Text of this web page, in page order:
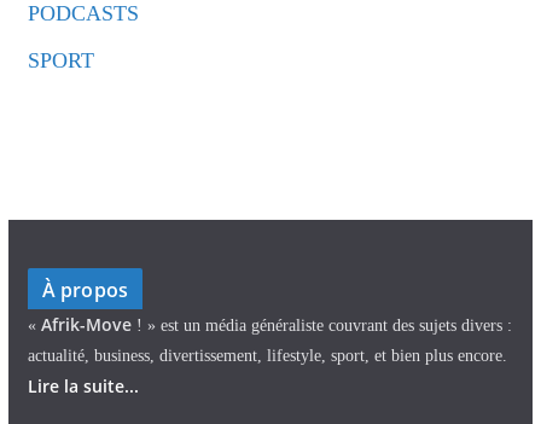
PODCASTS
SPORT
À propos
« Afrik-Move ! » est un média généraliste couvrant des sujets divers :
actualité, business, divertissement, lifestyle, sport, et bien plus encore.
Lire la suite...